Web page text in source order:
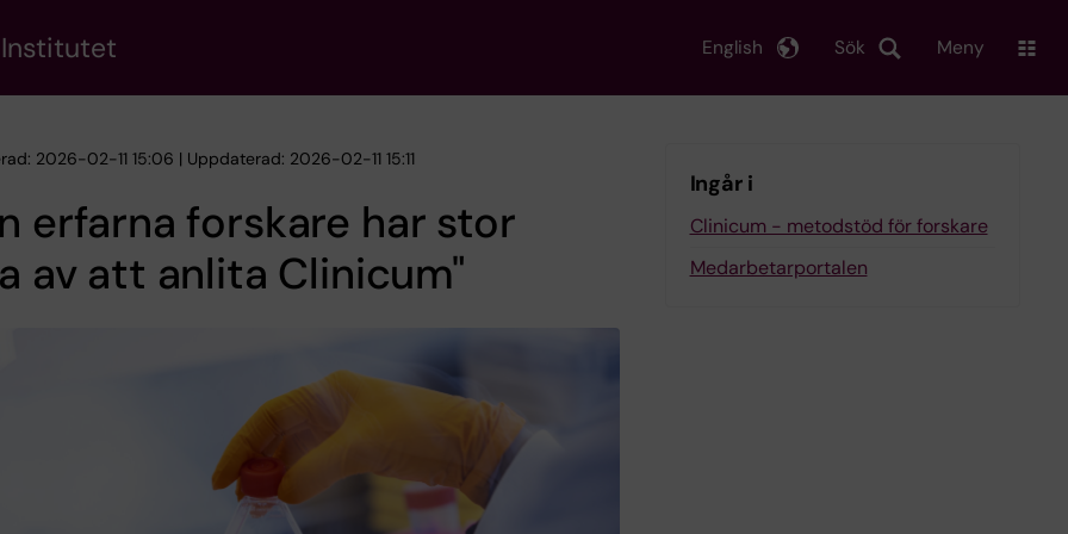
Sök
English Meny
2026-02-11 15:06 | Uppdaterad: 2026-02-11 15:11
erfarna forskare har stor
av att anlita Clinicum"
Ingår i
Clinicum - metodstöd för forskare
Medarbetarportalen